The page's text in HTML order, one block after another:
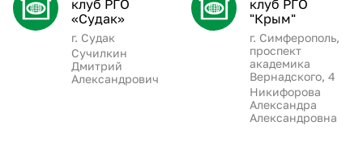
клуб РГО
«Судак»
г. Судак
Сучилкин
Дмитрий
Александрович
клуб РГО
"Крым"
г. Симферополь,
проспект
академика
Вернадского, 4
Никифорова
Александра
Александровна